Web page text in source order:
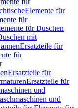
für
Elemente für
für
für Duschen
mit
Ersatzteile für
für
Ersatzteile für
Ersatzteile für
und
und